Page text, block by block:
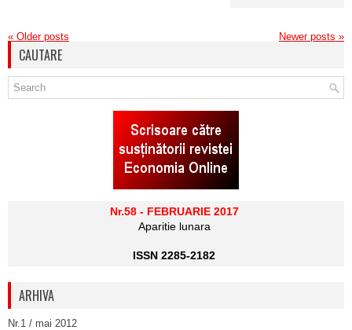
« Older posts Newer posts »
CAUTARE
Nr.58 - FEBRUARIE 2017
Aparitie lunara
ISSN 2285-2182
ARHIVA
Nr.1 / mai 2012